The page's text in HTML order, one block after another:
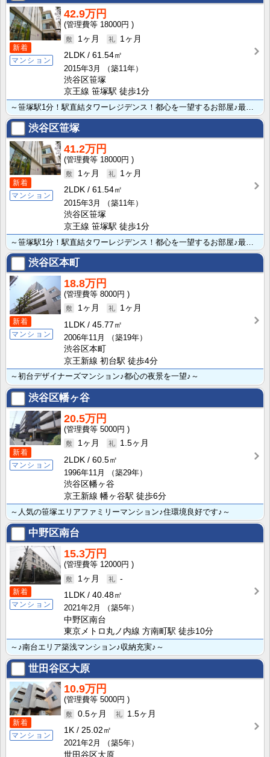
新着
マンション
42.9万円
18000円
1ヶ月
1ヶ月
2LDK
61.54㎡
2015年3月
（築11年）
渋谷区笹塚
京王線 笹塚駅 徒歩1分
渋谷区笹塚
新着
マンション
41.2万円
18000円
1ヶ月
1ヶ月
2LDK
61.54㎡
2015年3月
（築11年）
渋谷区笹塚
京王線 笹塚駅 徒歩1分
渋谷区本町
新着
マンション
18.8万円
8000円
1ヶ月
1ヶ月
1LDK
45.77㎡
2006年11月
（築19年）
渋谷区本町
京王新線 初台駅 徒歩4分
～初台デザイナーズマンション♪都心の夜景を一望♪～
渋谷区幡ヶ谷
新着
マンション
20.5万円
5000円
1ヶ月
1.5ヶ月
2LDK
60.5㎡
1996年11月
（築29年）
渋谷区幡ヶ谷
京王新線 幡ヶ谷駅 徒歩6分
～人気の笹塚エリアファミリーマンション♪住環境良好です♪～
中野区南台
新着
マンション
15.3万円
12000円
1ヶ月
-
1LDK
40.48㎡
2021年2月
（築5年）
中野区南台
東京メトロ丸ノ内線 方南町駅 徒歩10分
～♪南台エリア築浅マンション♪収納充実♪～
世田谷区大原
新着
マンション
10.9万円
5000円
0.5ヶ月
1.5ヶ月
1K
25.02㎡
2021年2月
（築5年）
世田谷区大原